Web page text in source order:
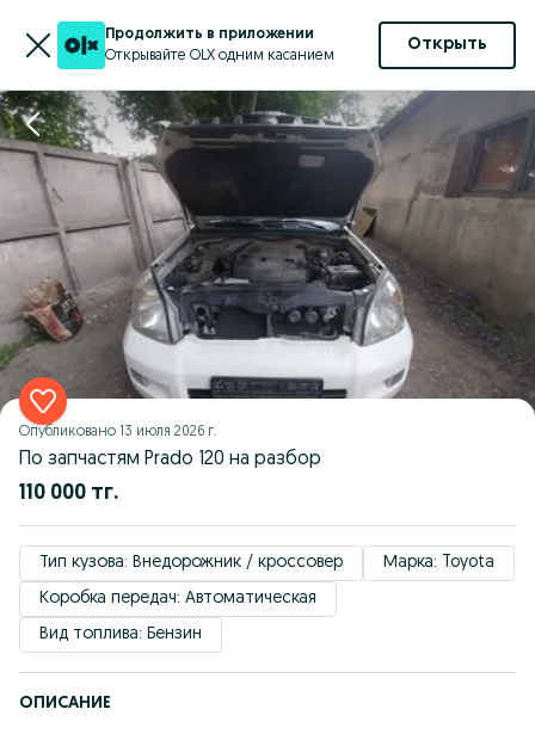
Продолжить в приложении
Открывайте OLX одним касанием
Открыть
Опубликовано 13 июля 2026 г.
По запчастям Prado 120 на разбор
110 000 тг.
Тип кузова: Внедорожник / кроссовер
Марка: Toyota
Коробка передач: Автоматическая
Вид топлива: Бензин
ОПИСАНИЕ